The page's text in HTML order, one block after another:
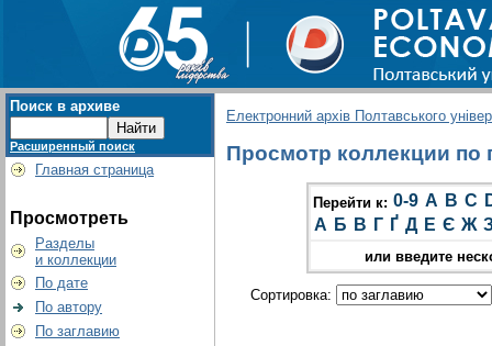
Поиск в архиве
Расширенный поиск
Главная страница
Просмотреть
Разделы
и коллекции
По дате
По автору
По заглавию
Електронний архів Полтавського
Просмотр коллекции по
Перейти к: 0-9 A B C
А Б В Г Ґ Д Е Є Ж
или введите
Сортировка: